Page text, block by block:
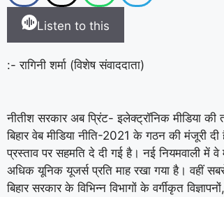
Listen to this
:- रागिनी शर्मा (विशेष संवाददाता)
नीतीश सरकार अब प्रिंट- इलेक्ट्रॉनिक मीडिया
बिहार वेब मीडिया नीति-2021 के गठन की मंजूरी
प्रस्ताव पर सहमति दे दी गई है। नई नियमवाली में
अधिक यूनिक यूजर्स प्रति माह रखा गया है। वहीं
बिहार सरकार के विभिन्न विभागों के वर्गीकृत